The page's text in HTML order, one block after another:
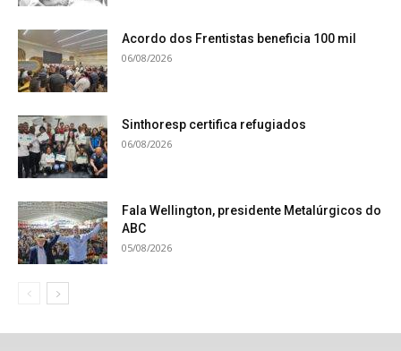
Acordo dos Frentistas beneficia 100 mil
06/08/2026
Sinthoresp certifica refugiados
06/08/2026
Fala Wellington, presidente Metalúrgicos do
ABC
05/08/2026